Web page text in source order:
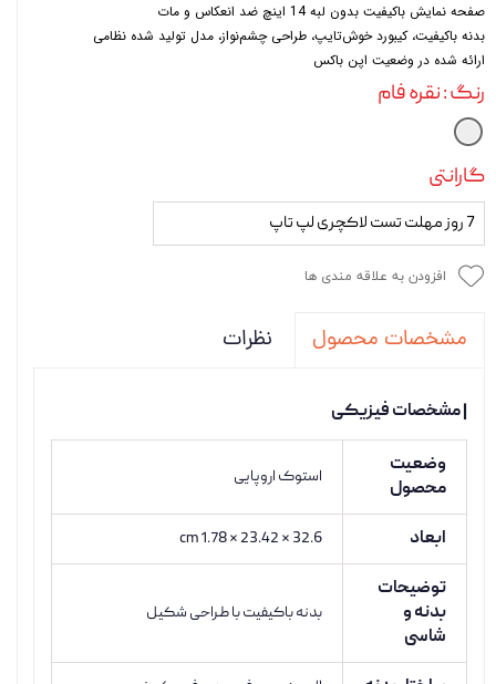
صفحه نمایش باکیفیت بدون لبه 14 اینچ ضد انعکاس و مات
بدنه باکیفیت، کیبورد خوش‌تایپ، طراحی چشم‌نواز، مدل تولید شده نظامی
ارائه شده در وضعیت اپن باکس
رنگ: نقره فام
گارانتی
7 روز مهلت تست لاکچری لپ تاپ
افزودن به علاقه مندی ها
مشخصات محصول نظرات
| مشخصات فیزیکی
وضعیت
محصول
استوک اروپایی
ابعاد 32.6 × 23.42 × 1.78 cm
توضیحات
بدنه و
شاسی
بدنه باکیفیت با طراحی شکیل